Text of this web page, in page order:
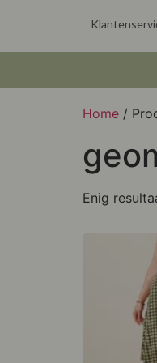
Home /
Enig